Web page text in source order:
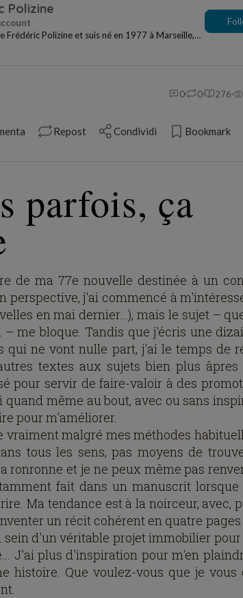
Polizine
Frédéric Polizine et suis né en 1977 à Marseille,
0 0 276
Repost Condividi Bookmark
parfois, ça
de ma 77e nouvelle destinée à un
perspective, j'ai commencé à
en mai dernier...), mais le sujet –
me bloque. Tandis que j'écris une
qui ne vont nulle part, j'ai le temps de
textes aux sujets bien plus âpres
pour servir de faire-valoir à des
quand même au bout, avec ou sans
pour m'améliorer.
vraiment malgré mes méthodes
tous les sens, pas moyens de
ronronne et je ne peux même pas
fait dans un manuscrit lorsque
Ma tendance est à la noirceur, avec,
un récit cohérent en quatre
sein d'un véritable projet immobilier
J'ai plus d'inspiration pour m'en
histoire. Que voulez-vous que je vous